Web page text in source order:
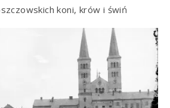
koni, krów i świń